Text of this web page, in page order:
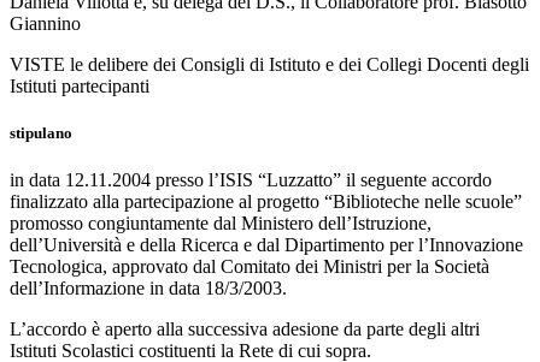
Giannino
VISTE le delibere dei Consigli di Istituto e dei Collegi Docenti degli
Istituti partecipanti
stipulano
in data 12.11.2004 presso l’ISIS “Luzzatto” il seguente accordo
finalizzato alla partecipazione al progetto “Biblioteche nelle scuole”
promosso congiuntamente dal Ministero dell’Istruzione,
dell’Università e della Ricerca e dal Dipartimento per l’Innovazione
Tecnologica, approvato dal Comitato dei Ministri per la Società
dell’Informazione in data 18/3/2003.
L’accordo è aperto alla successiva adesione da parte degli altri
Istituti Scolastici costituenti la Rete di cui sopra.